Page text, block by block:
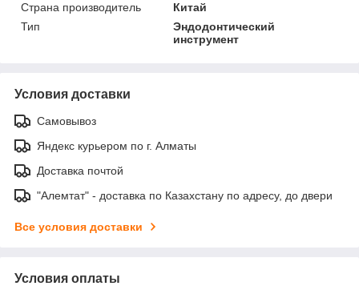
Страна производитель
Китай
Тип
Эндодонтический
инструмент
Условия доставки
Самовывоз
Яндекс курьером по г. Алматы
Доставка почтой
"Алемтат" - доставка по Казахстану по адресу, до двери
Все условия доставки
Условия оплаты